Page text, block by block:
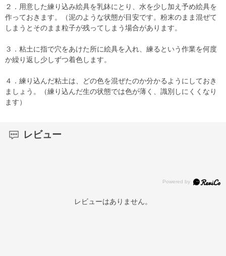
２．用意した練り込み絵具を乳鉢にとり、水を少し加え予め絵具を
作っておきます。（泥のような状態が目安です。粉末のまま混ぜて
しまうとそのまま粒子が残ってしまう場合があります。
３．粘土に指で穴をあけた所に絵具を入れ、練るという作業を何度
か繰り返し少しずつ着色します。
４．練り込んだ粘土は、どの色を混ぜたのか分かるようにしておき
ましょう。（練り込んだ生の状態では色が薄く、識別しにくくなり
ます）
レビュー
レビューはありません。